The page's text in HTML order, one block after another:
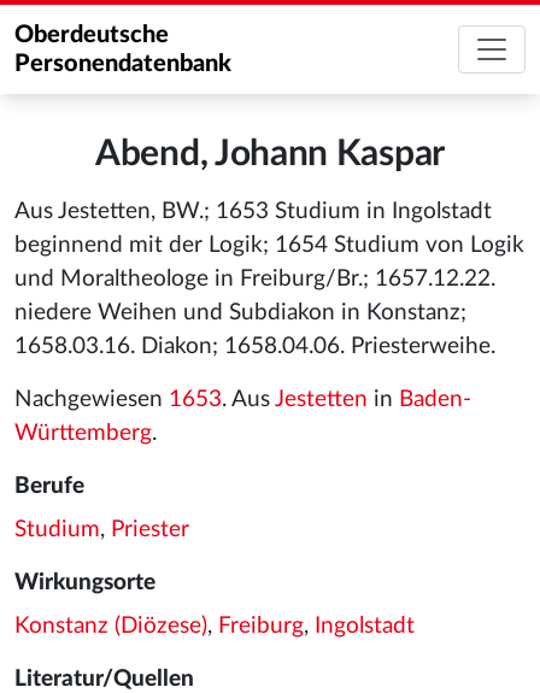
Oberdeutsche
Personendatenbank
Abend, Johann Kaspar
Aus Jestetten, BW.; 1653 Studium in Ingolstadt
beginnend mit der Logik; 1654 Studium von Logik
und Moraltheologe in Freiburg/Br.; 1657.12.22.
niedere Weihen und Subdiakon in Konstanz;
1658.03.16. Diakon; 1658.04.06. Priesterweihe.
Nachgewiesen 1653. Aus Jestetten in Baden-
Württemberg.
Berufe
Studium, Priester
Wirkungsorte
Konstanz (Diözese), Freiburg, Ingolstadt
Literatur/Quellen